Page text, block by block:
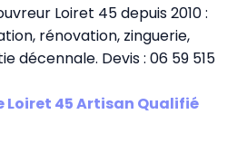
Loiret 45 depuis 2010 :
rénovation, zinguerie,
décennale. Devis : 06 59 515
Loiret 45 Artisan Qualifié